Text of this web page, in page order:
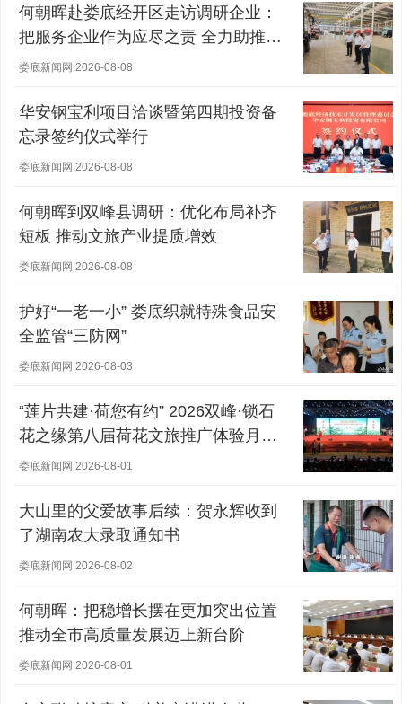
何朝晖赴娄底经开区走访调研企业：
把服务企业作为应尽之责 全力助推经
营主体稳健发展
娄底新闻网 2026-08-08
华安钢宝利项目洽谈暨第四期投资备
忘录签约仪式举行
娄底新闻网 2026-08-08
何朝晖到双峰县调研：优化布局补齐
短板 推动文旅产业提质增效
娄底新闻网 2026-08-08
护好“一老一小” 娄底织就特殊食品安
全监管“三防网”
娄底新闻网 2026-08-03
“莲片共建·荷您有约” 2026双峰·锁石
花之缘第八届荷花文旅推广体验月盛
大开幕
娄底新闻网 2026-08-01
大山里的父爱故事后续：贺永辉收到
了湖南农大录取通知书
娄底新闻网 2026-08-02
何朝晖：把稳增长摆在更加突出位置
推动全市高质量发展迈上新台阶
娄底新闻网 2026-08-01